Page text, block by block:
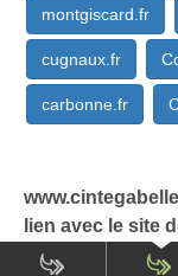
montgiscard.fr
cugnaux.fr
carbonne.fr
lien avec le site